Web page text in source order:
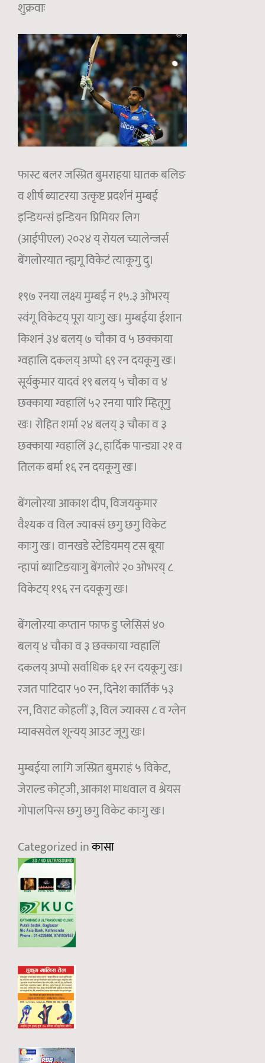
शुक्रवाः
फास्ट बलर जस्प्रित बुमराहया घातक बलिङ
व शीर्ष ब्याटरया उत्कृष्ट प्रदर्शनं मुम्बई
इन्डियन्सं इन्डियन प्रिमियर लिग
(आईपीएल) २०२४ य् रोयल च्यालेन्जर्स
बेंगलोरयात न्ह्यगू विकेटं त्याकूगु दु।
१९७ रनया लक्ष्य मुम्बई न १५.३ ओभरय्
स्वंगू विकेटय् पूरा याःगु खः। मुम्बईया ईशान
किशनं ३४ बलय् ७ चौका व ५ छक्काया
ग्वहालि दकलय् अप्पो ६९ रन दयकूगु खः।
सूर्यकुमार यादवं १९ बलय् ५ चौका व ४
छक्काया ग्वहालिं ५२ रनया पारि म्हितूगु
खः। रोहित शर्मा २४ बलय् ३ चौका व ३
छक्काया ग्वहालिं ३८, हार्दिक पान्ड्या २१ व
तिलक बर्मा १६ रन दयकूगु खः।
बेंगलोरया आकाश दीप, विजयकुमार
वैश्यक व विल ज्याक्सं छगु छगु विकेट
काःगु खः। वानखडे स्टेडियमय् टस बूया
न्हापां ब्याटिङयाःगु बेंगलोरं २० ओभरय् ८
विकेटय् १९६ रन दयकूगु खः।
बेंगलोरया कप्तान फाफ डु प्लेसिसं ४०
बलय् ४ चौका व ३ छक्काया ग्वहालिं
दकलय् अप्पो सर्वाधिक ६१ रन दयकूगु खः।
रजत पाटिदार ५० रन, दिनेश कार्तिकं ५३
रन, विराट कोहलीं ३, विल ज्याक्स ८ व ग्लेन
म्याक्सवेल शून्यय् आउट जूगु खः।
मुम्बईया लागि जस्प्रित बुमराहं ५ विकेट,
जेराल्ड कोट्जी, आकाश माधवाल व श्रेयस
गोपालपिन्स छगु छगु विकेट काःगु खः।
Categorized inकासा